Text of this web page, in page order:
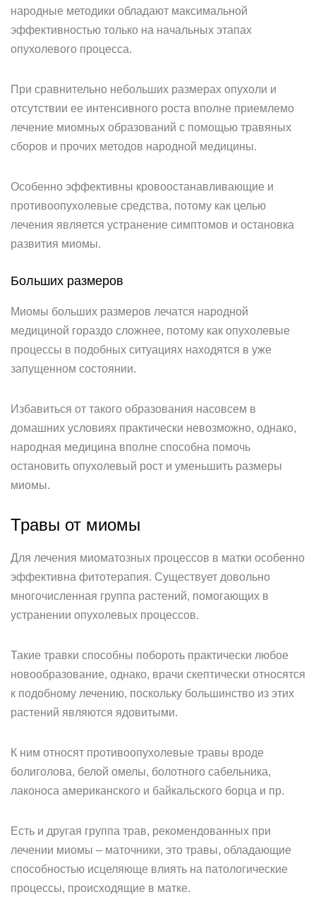
народные методики обладают максимальной
эффективностью только на начальных этапах
опухолевого процесса.
При сравнительно небольших размерах опухоли и
отсутствии ее интенсивного роста вполне приемлемо
лечение миомных образований с помощью травяных
сборов и прочих методов народной медицины.
Особенно эффективны кровоостанавливающие и
противоопухолевые средства, потому как целью
лечения является устранение симптомов и остановка
развития миомы.
Больших размеров
Миомы больших размеров лечатся народной
медициной гораздо сложнее, потому как опухолевые
процессы в подобных ситуациях находятся в уже
запущенном состоянии.
Избавиться от такого образования насовсем в
домашних условиях практически невозможно, однако,
народная медицина вполне способна помочь
остановить опухолевый рост и уменьшить размеры
миомы.
Травы от миомы
Для лечения миоматозных процессов в матки особенно
эффективна фитотерапия. Существует довольно
многочисленная группа растений, помогающих в
устранении опухолевых процессов.
Такие травки способны побороть практически любое
новообразование, однако, врачи скептически относятся
к подобному лечению, поскольку большинство из этих
растений являются ядовитыми.
К ним относят противоопухолевые травы вроде
болиголова, белой омелы, болотного сабельника,
лаконоса американского и байкальского борца и пр.
Есть и другая группа трав, рекомендованных при
лечении миомы – маточники, это травы, обладающие
способностью исцеляюще влиять на патологические
процессы, происходящие в матке.